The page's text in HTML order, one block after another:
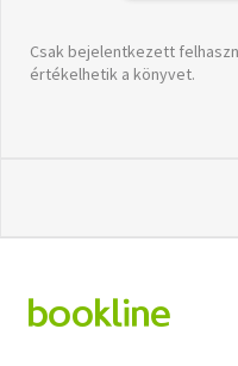
Csak bejelentkezett
értékelhetik a könyvet.